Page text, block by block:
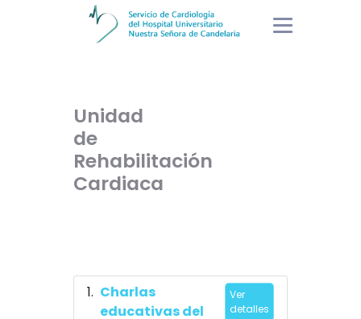
Unidad
de
Rehabilitación
Cardiaca
Charlas
educativas del
Ver
detalles